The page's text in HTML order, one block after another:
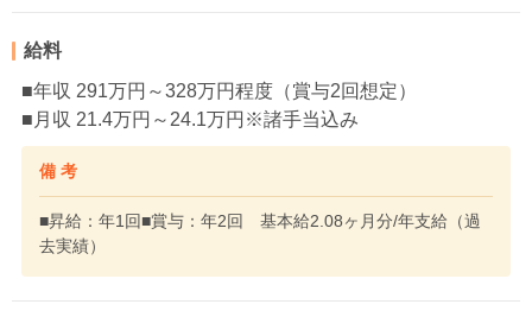
給料
■年収 291万円～328万円程度（賞与2回想定）
■月収 21.4万円～24.1万円※諸手当込み
備 考
■昇給：年1回■賞与：年2回 基本給2.08ヶ月分/年支給（過
去実績）